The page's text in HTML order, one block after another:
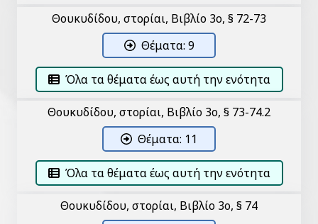
Θουκυδίδου, Ἱστορίαι, Βιβλίο 3ο, § 72-73
Θέματα: 9
Όλα τα θέματα έως αυτή την ενότητα
Θουκυδίδου, Ἱστορίαι, Βιβλίο 3ο, § 73-74.2
Θέματα: 11
Όλα τα θέματα έως αυτή την ενότητα
Θουκυδίδου, Ἱστορίαι, Βιβλίο 3ο, § 74